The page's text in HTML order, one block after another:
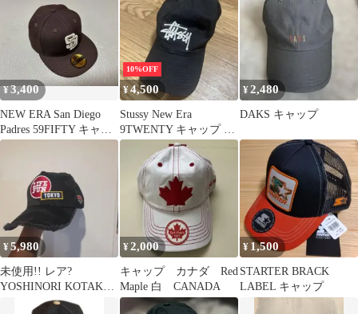
¥3,400
NEW ERA San Diego
Padres 59FIFTY キャッ
プ
10%OFF
¥4,500
Stussy New Era
9TWENTY キャップ ブ
ラック
¥2,480
DAKS キャップ
¥5,980
未使用!! レア?
YOSHINORI KOTAKE
キャップ 迷彩 444
¥2,000
キャップ カナダ Red
Maple 白 CANADA
¥ 1,500
STARTER BRACK
LABEL キャップ